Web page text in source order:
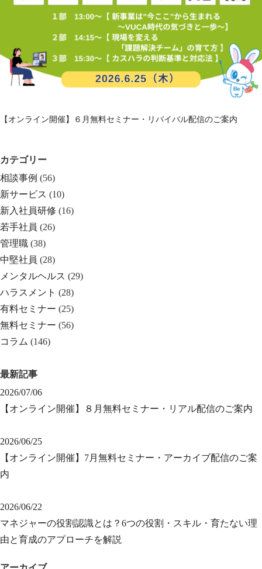
【オンライン開催】６月無料セミナー・リバイバル配信のご案内
カテゴリー
相談事例 (56)
新サービス (10)
新入社員研修 (16)
若手社員 (26)
管理職 (38)
中堅社員 (28)
メンタルヘルス (29)
ハラスメント (28)
有料セミナー (25)
無料セミナー (56)
コラム (146)
最新記事
2026/07/06
【オンライン開催】８月無料セミナー・リアル配信のご案内
2026/06/25
【オンライン開催】7月無料セミナー・アーカイブ配信のご案
内
2026/06/22
マネジャーの役割認識とは？6つの役割・スキル・育たない理
由と育成のアプローチを解説